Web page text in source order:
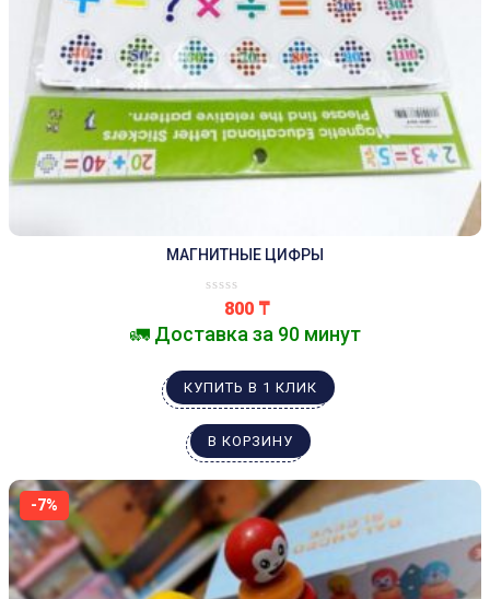
МАГНИТНЫЕ ЦИФРЫ
800 ₸
🚛 Доставка за 90 минут
КУПИТЬ В 1 КЛИК
В КОРЗИНУ
-7%